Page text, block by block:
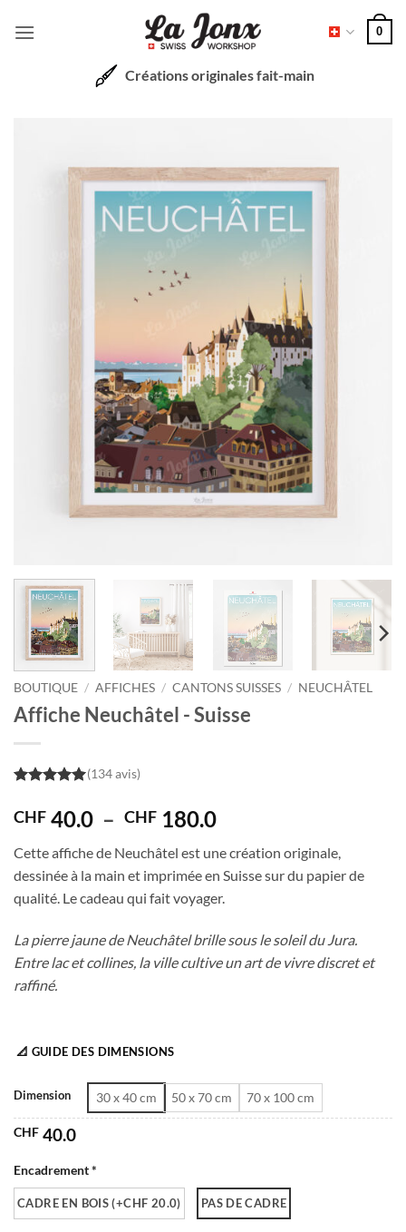
0
Créations originales fait-main
BOUTIQUE / AFFICHES / CANTONS SUISSES / NEUCHÂTEL
Affiche Neuchâtel - Suisse
(134 avis)
CHF 40.0 – CHF 180.0Plage
prix :
CHF 40.0
à
Cette affiche de Neuchâtel est une création originale,
dessinée à la main et imprimée en Suisse sur du papier de
qualité. Le cadeau qui fait voyager.
La pierre jaune de Neuchâtel brille sous le soleil du Jura.
Entre lac et collines, la ville cultive un art de vivre discret et
raffiné.
📐 GUIDE DES DIMENSIONS
Dimension 30 x 40 cm 50 x 70 cm 70 x 100 cm
CHF 40.0
Encadrement *
CADRE EN BOIS (+CHF 20.0) PAS DE CADRE